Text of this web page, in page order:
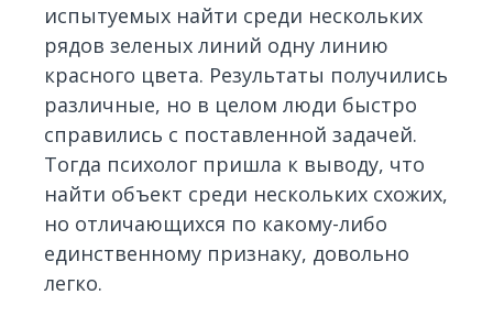
испытуемых найти среди нескольких
рядов зеленых линий одну линию
красного цвета. Результаты получились
различные, но в целом люди быстро
справились с поставленной задачей.
Тогда психолог пришла к выводу, что
найти объект среди нескольких схожих,
но отличающихся по какому-либо
единственному признаку, довольно
легко.